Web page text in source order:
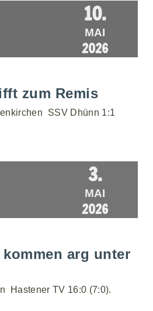
10.
MAI
2026
zum Remis
 SSV Dhünn 1:1
3.
MAI
2026
kommen arg unter
 Hastener TV 16:0 (7:0).